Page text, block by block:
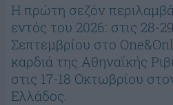
Η πρώτη σεζόν
εντός του 2026: στις 28-
Σεπτεμβρίου στο
καρδιά της Αθηναϊκής
στις 17-18 Οκτωβρίου
Ελλάδος.